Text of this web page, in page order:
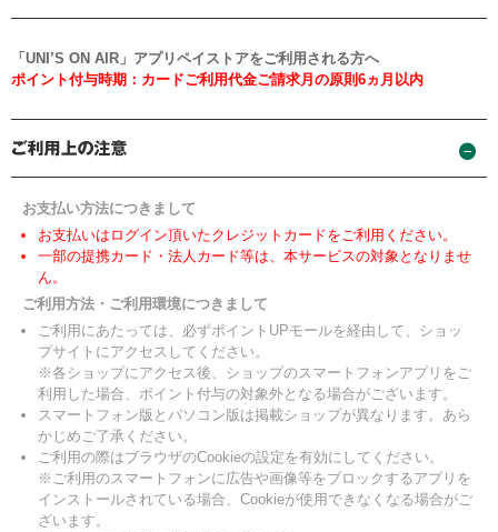
「UNI’S ON AIR」アプリペイストアをご利用される方へ
ポイント付与時期：カードご利用代金ご請求月の原則6ヵ月以内
お支払い方法につきまして
お支払いはログイン頂いたクレジットカードをご利用ください。
一部の提携カード・法人カード等は、本サービスの対象となりませ
ん。
ご利用方法・ご利用環境につきまして
ご利用にあたっては、必ずポイントUPモールを経由して、ショッ
プサイトにアクセスしてください。
※各ショップにアクセス後、ショップのスマートフォンアプリをご
利用した場合、ポイント付与の対象外となる場合がございます。
スマートフォン版とパソコン版は掲載ショップが異なります。あら
かじめご了承ください。
ご利用の際はブラウザのCookieの設定を有効にしてください。
※ご利用のスマートフォンに広告や画像等をブロックするアプリを
インストールされている場合、Cookieが使用できなくなる場合がご
ざいます。